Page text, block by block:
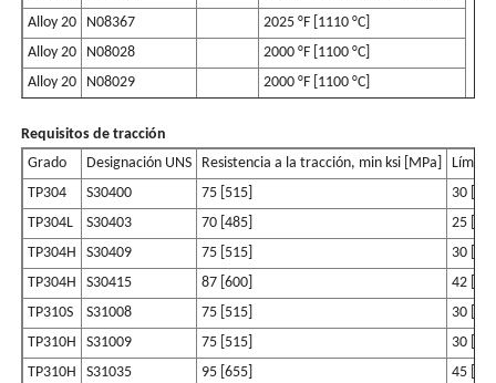
Alloy 20
N08367
2025 °F [1110 °C]
Alloy 20
N08028
2000 °F [1100 °C]
Alloy 20
N08029 2000 °F [1100 °C]
Requisitos de tracción
Grado
Designación UNS Resistencia a la tracción, min ksi [MPa]
Límite
TP304
S30400 75 [515]
30
TP304L
S30403 70 [485]
25
TP304H
S30409 75 [515]
30
TP304H
S30415 87 [600]
42
TP310S
S31008 75 [515]
30
TP310H
S31009 75 [515]
30
TP310H
S31035 95 [655]
45